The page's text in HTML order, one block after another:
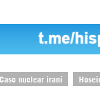
Caso nuclear iraní